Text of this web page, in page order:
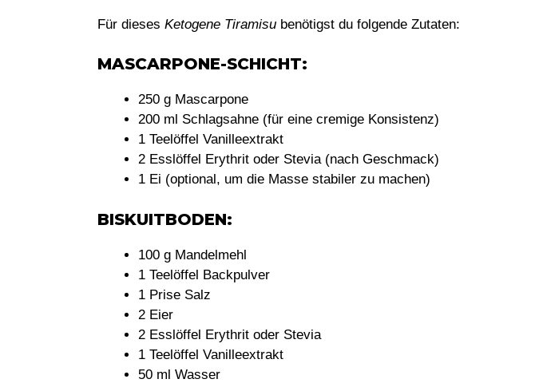
Für dieses Ketogene Tiramisu benötigst du folgende Zutaten:
MASCARPONE-SCHICHT:
250 g Mascarpone
200 ml Schlagsahne (für eine cremige Konsistenz)
1 Teelöffel Vanilleextrakt
2 Esslöffel Erythrit oder Stevia (nach Geschmack)
1 Ei (optional, um die Masse stabiler zu machen)
BISKUITBODEN:
100 g Mandelmehl
1 Teelöffel Backpulver
1 Prise Salz
2 Eier
2 Esslöffel Erythrit oder Stevia
1 Teelöffel Vanilleextrakt
50 ml Wasser